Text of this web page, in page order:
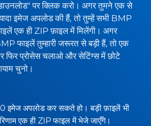
पर क्लिक करो। अगर तुमने एक से
इमेज अपलोड की हैं, तो तुम्हें सभी BMP
एक ही ZIP फ़ाइल में मिलेंगी। अगर
फाइलें तुम्हारी जरूरत से बड़ी हैं, तो एक
फिर प्रोसेस चलाओ और सेटिंग्स में छोटे
चुनो।
इमेज अपलोड कर सकते हो। बड़ी फ़ाइलें भी
एक ही ZIP फाइल में भेजे जाएँगे।